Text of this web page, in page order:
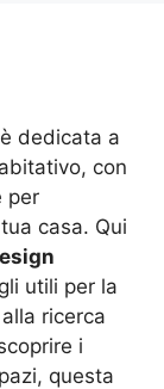
dedicata a
con
per
casa. Qui
utili per la
ricerca
i
questa